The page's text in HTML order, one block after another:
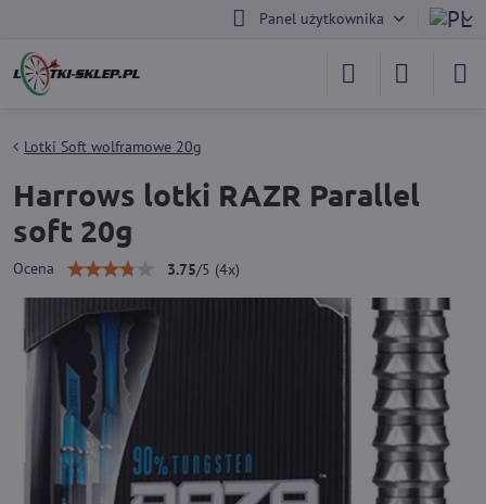
Panel użytkownika
Lotki Soft wolframowe 20g
Harrows lotki RAZR Parallel
soft 20g
Ocena 3.75/5 (4x)